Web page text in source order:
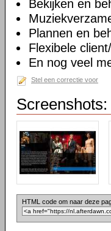
Bekijken en
Plannen en
Flexibele
En nog veel
Stel een correctie voor
Screenshots:
HTML code om naar deze